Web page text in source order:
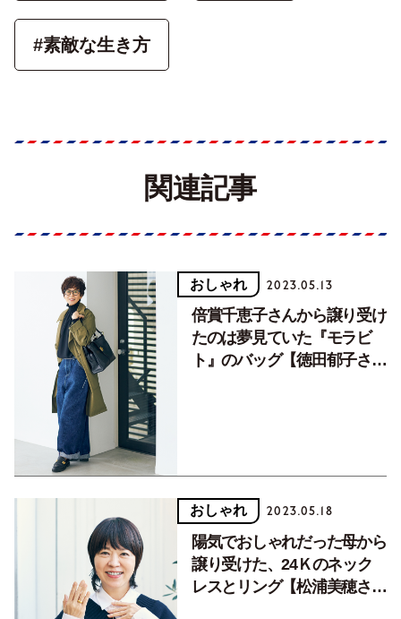
#素敵な生き方
関連記事
おしゃれ 2023.05.13
倍賞千恵子さんから譲り受け
たのは夢見ていた『モラビ
ト』のバッグ【徳田郁子さん
おしゃれ 2023.05.18
陽気でおしゃれだった母から
譲り受けた、24Ｋのネック
レスとリング【松浦美穂さん